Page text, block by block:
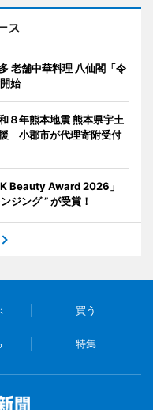
ス
老舗中華料理 八仙閣「令
始
８年熊本地震 熊本県宇土
小郡市が代理寄附受付
Beauty Award 2026」
ジング ” が受賞！
買う
特集